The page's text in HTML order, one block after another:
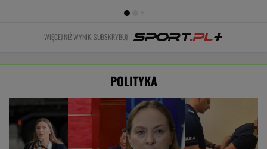
WIĘCEJ NIŻ WYNIK. SUBSKRYBUJ
POLITYKA